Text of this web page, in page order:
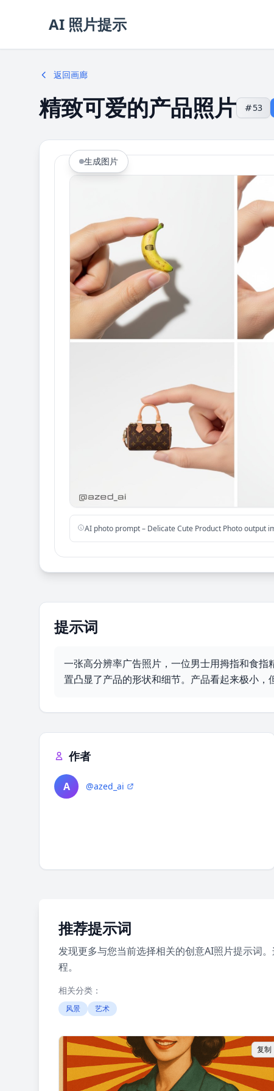
AI 照片提示
返回画廊
精致可爱的产品照片 53
生成图片
AI photo prompt – Delicate Cute Product Photo output
提示词
一张高分辨率广告照片，一位男士用拇指和食
置凸显了产品的形状和细节。产品看起来极小，
作者
A @azed_ai
推荐提示词
发现更多与您当前选择相关的创意AI照片提示词
程。
相关分类：
风景 艺术
复制